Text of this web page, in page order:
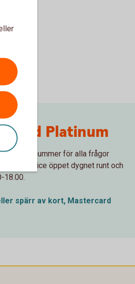
Platinum
Ett nummer för alla frågor
Spärrservice öppet dygnet runt och
18.00.
spärr av kort, Mastercard